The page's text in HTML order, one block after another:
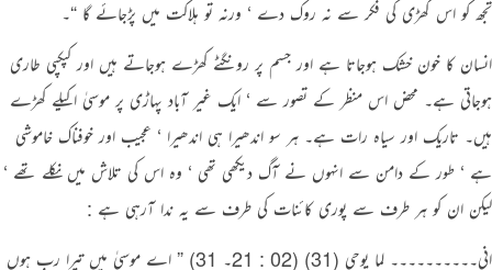
تجھ کو اس گھڑی کی فکر سے نہ روک دے ‘ ورنہ تو ہلاکت میں پڑجائے گا “۔
انسان کا خون خشک ہوجاتا ہے اور جسم پر رونگٹے کھڑے ہوجاتے ہیں اور کپکپی طاری
ہوجاتی ہے۔ محض اس منظر کے تصور سے ‘ ایک غیر آباد پہاڑی پر موسیٰ اکیلے کھڑے
ہیں۔ تاریک اور سیاہ رات ہے۔ ہر سو اندھیرا ہی اندھیرا ‘ عجیب اور خوفناک خاموشی
ہے ‘ طور کے دامن سے انہوں نے آگ دیکھی تھی ‘ وہ اس کی تلاش میں نکلے تھے ‘
لیکن ان کو ہر طرف سے پوری کائنات کی طرف سے یہ ندا آرہی ہے :
انی۔۔۔۔۔۔۔۔۔۔ لما یوحی (31) (02 : 21۔ 31) ” اے موسیٰ میں تیرا رب ہوں